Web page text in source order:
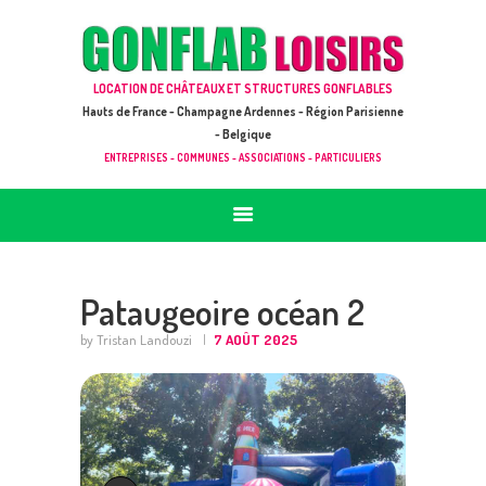
LOCATION DE CHÂTEAUX ET STRUCTURES GONFLABLES
Hauts de France - Champagne Ardennes - Région Parisienne
- Belgique
ENTREPRISES - COMMUNES - ASSOCIATIONS - PARTICULIERS
GONFLAB LOISIRS
ACCUEIL
JEUX À LOUER & PRESTATIONS
CATALOGUE / TARIF
DEMANDE DE DEVIS (SOUS 24H)
Pataugeoire océan 2
by Tristan Landouzi 7 AOÛT 2025